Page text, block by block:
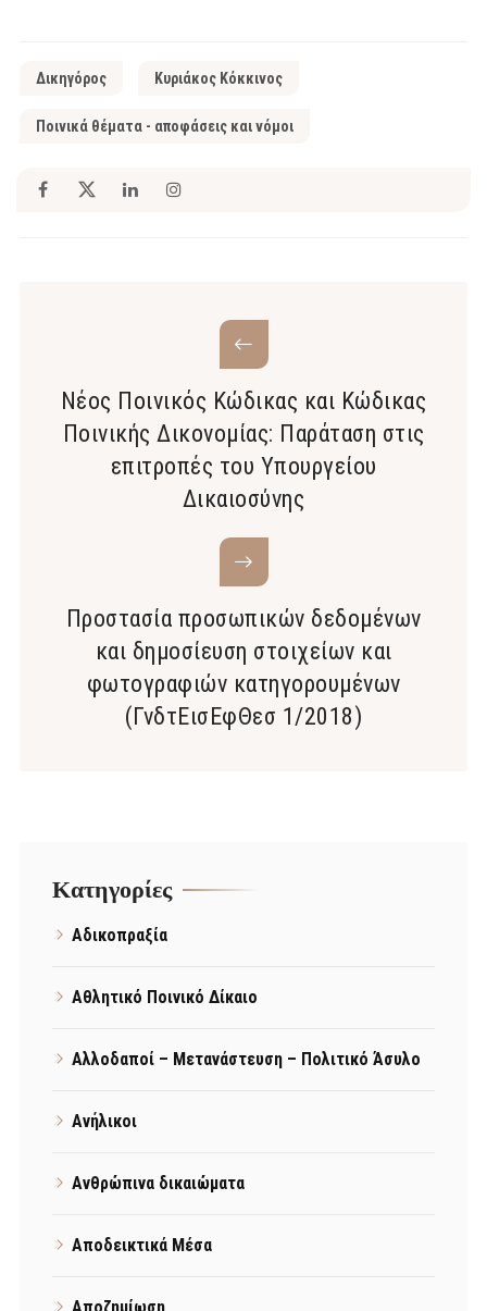
Δικηγόρος Κυριάκος Κόκκινος
Ποινικά θέματα - αποφάσεις και νόμοι
Νέος Ποινικός Κώδικας και Κώδικας
Ποινικής Δικονομίας: Παράταση στις
επιτροπές του Υπουργείου
Δικαιοσύνης
Προστασία προσωπικών δεδομένων
και δημοσίευση στοιχείων και
φωτογραφιών κατηγορουμένων
(ΓνδτΕισΕφΘεσ 1/2018)
Kατηγορίες
Αδικοπραξία
Αθλητικό Ποινικό Δίκαιο
Αλλοδαποί – Μετανάστευση – Πολιτικό Άσυλο
Ανήλικοι
Ανθρώπινα δικαιώματα
Αποδεικτικά Μέσα